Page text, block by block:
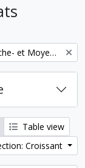
Geneviève Dollfus. Du Village à l'État au Proche- et Moyen-Orient
Table view
Croissant